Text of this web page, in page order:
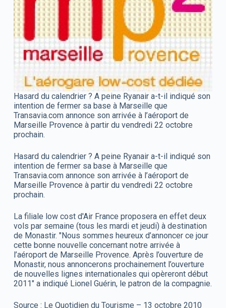
Hasard du calendrier ? A peine Ryanair a-t-il indiqué son
intention de fermer sa base à Marseille que
Transavia.com annonce son arrivée à l’aéroport de
Marseille Provence à partir du vendredi 22 octobre
prochain.
Hasard du calendrier ? A peine Ryanair a-t-il indiqué son
intention de fermer sa base à Marseille que
Transavia.com annonce son arrivée à l’aéroport de
Marseille Provence à partir du vendredi 22 octobre
prochain.
La filiale low cost d'Air France proposera en effet deux
vols par semaine (tous les mardi et jeudi) à destination
de Monastir. "Nous sommes heureux d’annoncer ce jour
cette bonne nouvelle concernant notre arrivée à
l’aéroport de Marseille Provence. Après l’ouverture de
Monastir, nous annoncerons prochainement l’ouverture
de nouvelles lignes internationales qui opèreront début
2011" a indiqué Lionel Guérin, le patron de la compagnie.
Source : Le Quotidien du Tourisme – 13 octobre 2010